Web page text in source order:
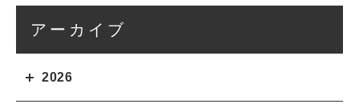
アーカイブ
2026